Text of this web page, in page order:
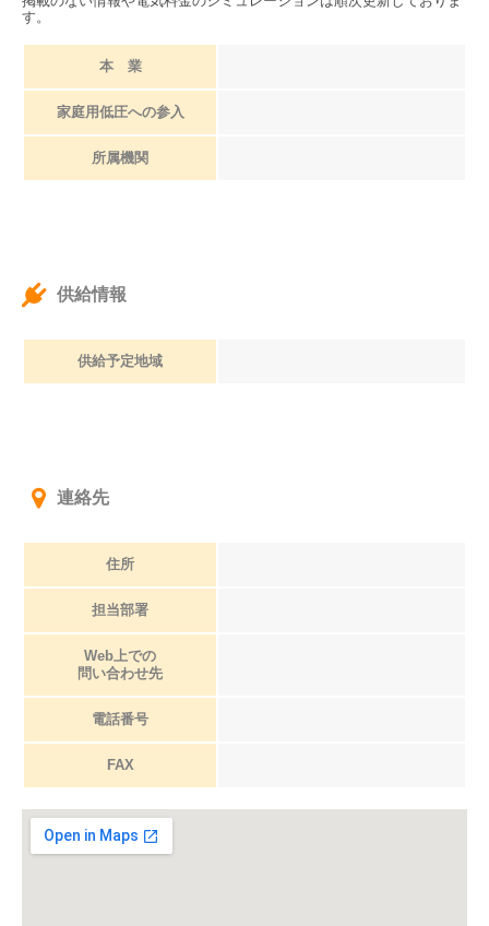
す。
本 業
家庭用低圧への参入
所属機関
供給情報
供給予定地域
連絡先
住所
担当部署
Web上での
問い合わせ先
電話番号
FAX